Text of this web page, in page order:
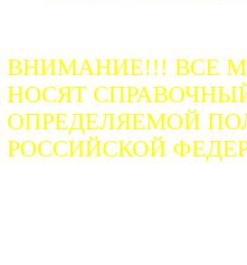
ВНИМАНИЕ!!! ВСЕ
НОСЯТ
ОПРЕДЕЛЯЕМОЙ
РОССИЙСКОЙ